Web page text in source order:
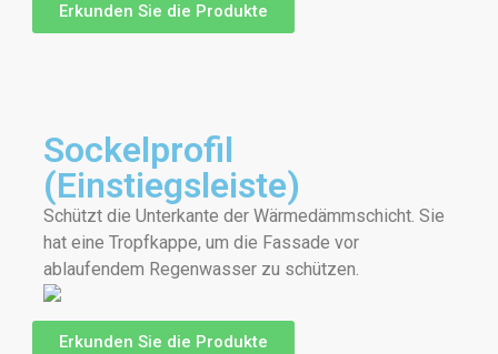
Erkunden Sie die Produkte
Sockelprofil
(Einstiegsleiste)
Schützt die Unterkante der Wärmedämmschicht. Sie
hat eine Tropfkappe, um die Fassade vor
ablaufendem Regenwasser zu schützen.
Erkunden Sie die Produkte